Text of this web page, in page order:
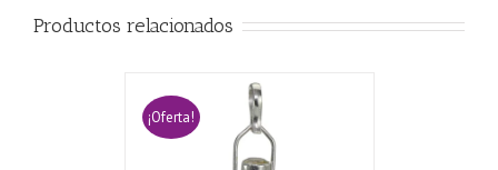
Productos relacionados
¡Oferta!